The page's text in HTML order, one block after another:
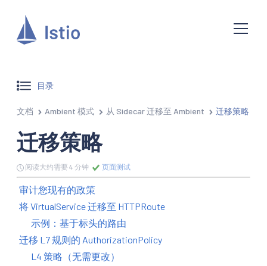
目录
文档 Ambient 模式 从 Sidecar 迁移至 Ambient 迁移策略
迁移策略
阅读大约需要 4 分钟 页面测试
审计您现有的政策
将 VirtualService 迁移至 HTTPRoute
示例：基于标头的路由
迁移 L7 规则的 AuthorizationPolicy
L4 策略（无需更改）